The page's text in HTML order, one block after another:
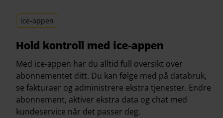
ice-appen
Hold kontroll med ice-appen
Med ice-appen har du alltid full oversikt over
abonnementet ditt. Du kan følge med på databruk,
se fakturaer og administrere ekstra tjenester. Endre
abonnement, aktiver ekstra data og chat med
kundeservice når det passer deg.